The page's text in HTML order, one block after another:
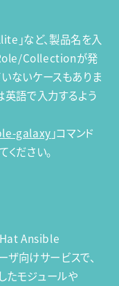
」など、製品名を入
Role/Collectionが発
ないケースもありま
英語で入力するよう
galaxy 」コマンド
ださい。
Ansible
向けサービスで、
たモジュールや